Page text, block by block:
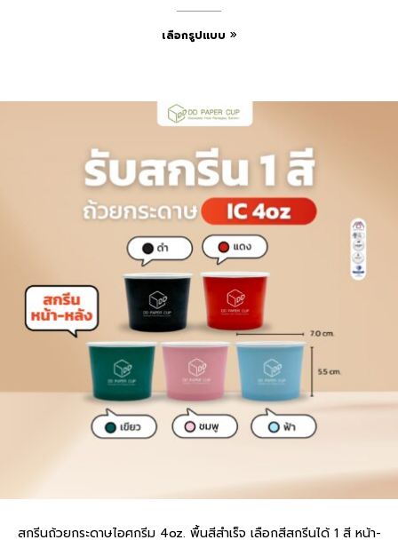
เลือกรูปแบบ
สกรีนถ้วยกระดาษไอศกรีม 4oz. พื้นสีสำเร็จ เลือกสีสกรีนได้ 1 สี หน้า-